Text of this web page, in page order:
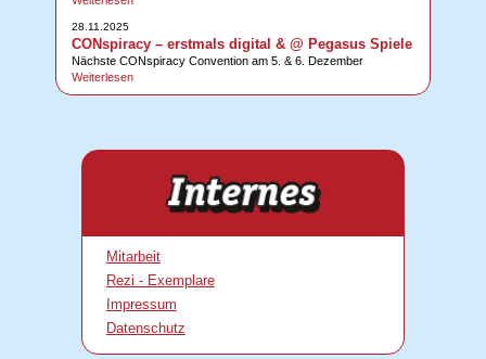
28.11.2025
CONspiracy – erstmals digital & @ Pegasus Spiele
Nächste CONspiracy Convention am 5. & 6. Dezember
Weiterlesen
Mitarbeit
Rezi - Exemplare
Impressum
Datenschutz